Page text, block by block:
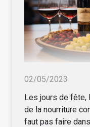
02/05/2023
Les jours de fête,
de la nourriture
faut pas faire